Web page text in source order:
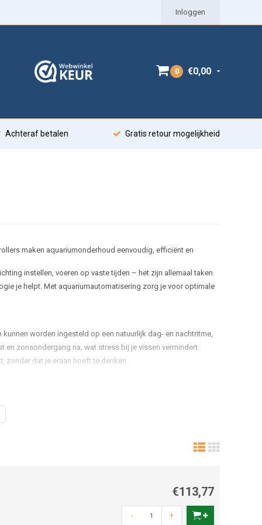
Inloggen
0 €0,00
Achteraf betalen Gratis retour mogelijkheid
maken aquariumonderhoud eenvoudig, efficiënt en
instellen, voeren op vaste tijden – het zijn allemaal taken
je helpt. Met aquariumautomatisering zorg je voor optimale
worden ingesteld op een natuurlijk dag- en nachtritme,
zonsondergang na, wat stress bij je vissen vermindert.
zonder dat je eraan hoeft te denken.
voederautomaat uitkomst. Deze apparaten geven precies de
je overvoeren, wat kan leiden tot vervuild water en
op afstand controle hebt.
helpen bij het meten en corrigeren van parameters
toegevoegd voor een optimale plantengroei.
zijn? Moderne externe filters kunnen spoelcycli
€113,77
- +